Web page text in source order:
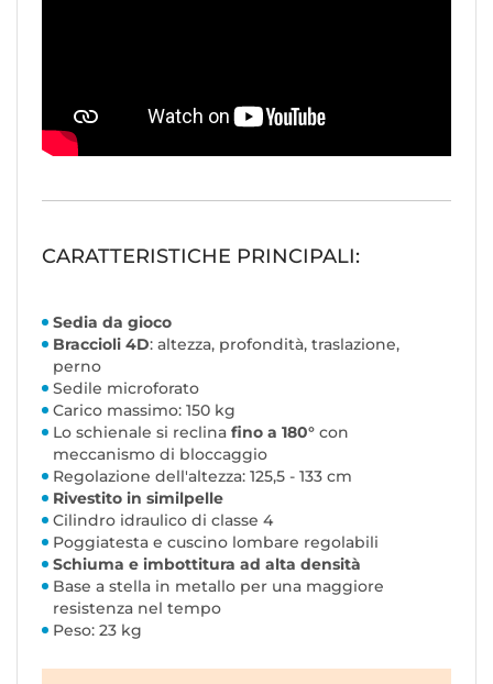
CARATTERISTICHE PRINCIPALI:
Sedia da gioco
Braccioli 4D: altezza, profondità, traslazione,
perno
Sedile microforato
Carico massimo: 150 kg
Lo schienale si reclina fino a 180° con
meccanismo di bloccaggio
Regolazione dell'altezza: 125,5 - 133 cm
Rivestito in similpelle
Cilindro idraulico di classe 4
Poggiatesta e cuscino lombare regolabili
Schiuma e imbottitura ad alta densità
Base a stella in metallo per una maggiore
resistenza nel tempo
Peso: 23 kg